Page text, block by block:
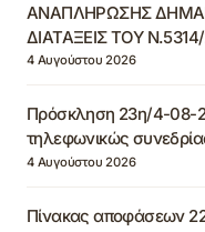
ΑΝΑΠΛΗΡΩΣΗΣ
ΔΙΑΤΑΞΕΙΣ ΤΟΥ
4 Αυγούστου 2026
Πρόσκληση 23η/4-08-
τηλεφωνικώς
4 Αυγούστου 2026
Πίνακας αποφάσεων